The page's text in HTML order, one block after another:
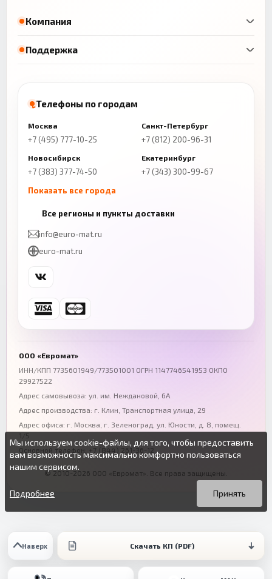
Наверх Скачать КП (PDF)
Компания
Поддержка
Телефоны по городам
Москва
+7 (495) 777-10-25
Санкт-Петербург
+7 (812) 200-96-31
Новосибирск
+7 (383) 377-74-50
Екатеринбург
+7 (343) 300-99-67
Показать все города
+7 (843) 206-01-30
Челябинск
+7 (343) 300-99-67
Ростов-на-Дону
+7 (863) 333-50-75
Волгоград
+7 (844) 261-36-12
Омск
Все регионы и пункты доставки
info@euro-mat.ru
euro-mat.ru
ООО «Евромат»
ИНН/КПП 7735601949/773501001 ОГРН 1147746541953 ОКПО
29927522
Адрес самовывоза: ул. им. Неждановой, 6А
Адрес производства: г. Клин, Транспортная улица, 29
Адрес офиса: г. Москва, г. Зеленоград ул. Юности, д. 8, помещ.
1/5
Основной телефон:
+7 (844) 261-36-12
© 2010-2026 ООО «Евромат». Все права защищены.
Мы используем cookie-файлы, для того, чтобы предоставить
вам возможность максимально комфортно пользоваться
нашим сервисом.
Вы можете подробнее прочитать о cookie-файлах в открытых
источниках или изменить настройки своего браузера.
Продолжая пользоваться данным сайтом без изменения
настроек вы даете согласие на использование ваших cookie-
Принять
Подробнее